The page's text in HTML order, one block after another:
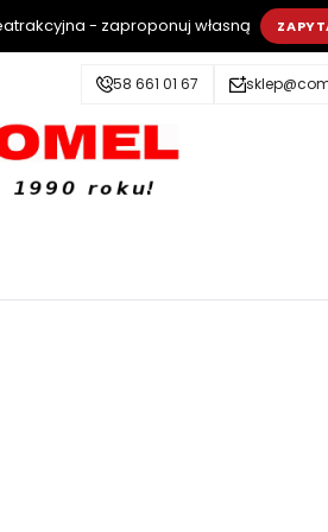
- zaproponuj własną
58 661 01 67